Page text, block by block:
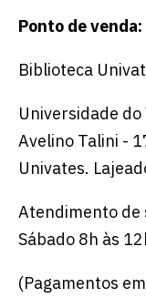
Ponto de venda:
Biblioteca
Universidade do
Avelino Talini -
Univates.
Atendimento de
Sábado 8h às
(Pagamentos